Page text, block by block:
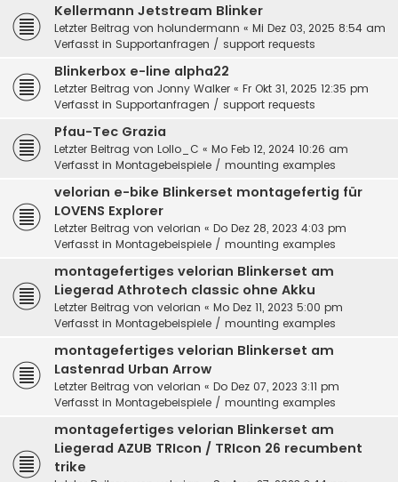
Kellermann Jetstream Blinker
Letzter Beitrag von holundermann « Mi Dez 03, 2025 8:54 am
Verfasst in Supportanfragen / support requests
Blinkerbox e-line alpha22
Letzter Beitrag von Jonny Walker « Fr Okt 31, 2025 12:35 pm
Verfasst in Supportanfragen / support requests
Pfau-Tec Grazia
Letzter Beitrag von Lollo_C « Mo Feb 12, 2024 10:26 am
Verfasst in Montagebeispiele / mounting examples
velorian e-bike Blinkerset montagefertig für
LOVENS Explorer
Letzter Beitrag von velorian « Do Dez 28, 2023 4:03 pm
Verfasst in Montagebeispiele / mounting examples
montagefertiges velorian Blinkerset am
Liegerad Athrotech classic ohne Akku
Letzter Beitrag von velorian « Mo Dez 11, 2023 5:00 pm
Verfasst in Montagebeispiele / mounting examples
montagefertiges velorian Blinkerset am
Lastenrad Urban Arrow
Letzter Beitrag von velorian « Do Dez 07, 2023 3:11 pm
Verfasst in Montagebeispiele / mounting examples
montagefertiges velorian Blinkerset am
Liegerad AZUB TRIcon / TRIcon 26 recumbent
trike